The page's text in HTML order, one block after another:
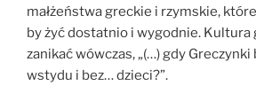
małżeństwa greckie i rzymskie,
by żyć dostatnio i wygodnie. Kultura
zanikać wówczas, „(…) gdy Greczynki
wstydu i bez… dzieci?”.